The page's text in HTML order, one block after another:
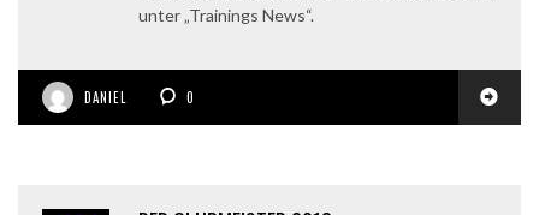
unter „Trainings News“.
DANIEL 0